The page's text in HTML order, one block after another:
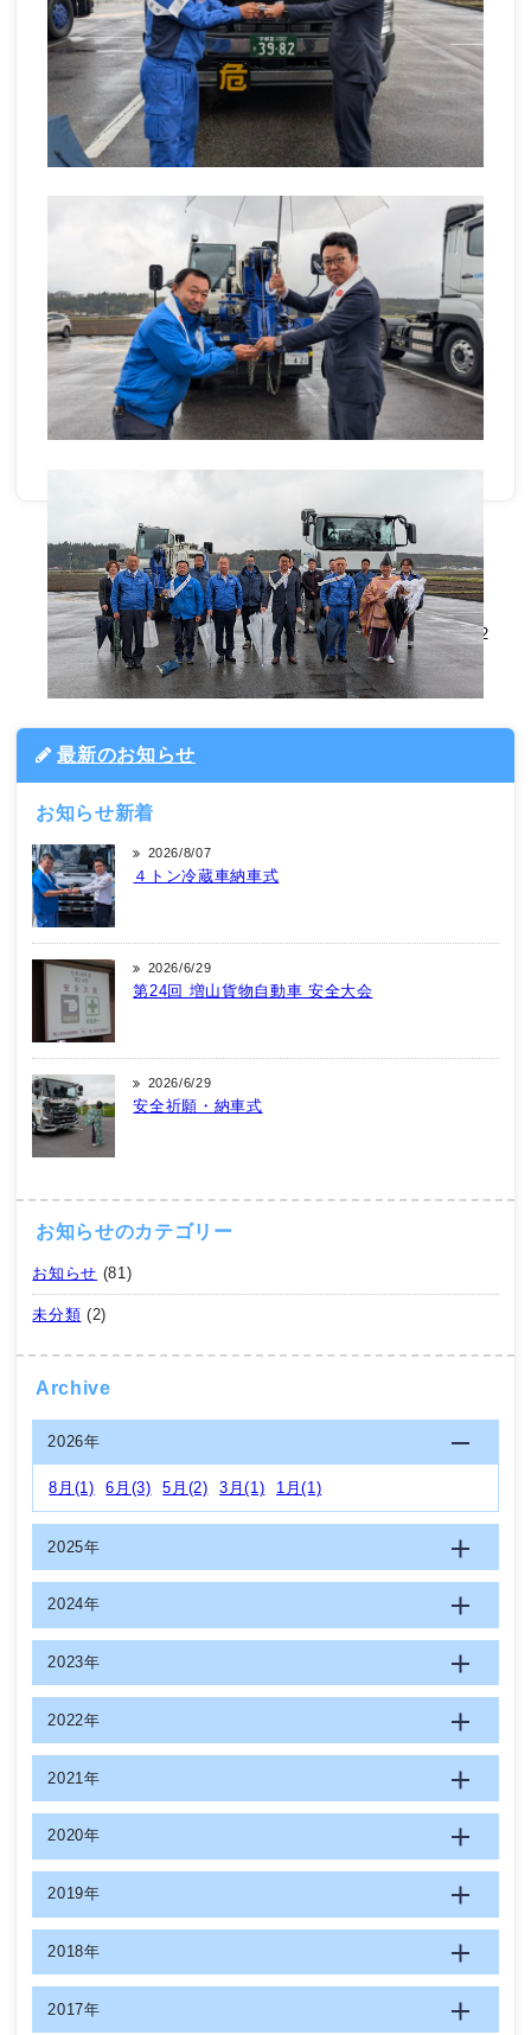
1
/
12
1 2
最新のお知らせ
お知らせ新着
2026/8/07
４トン冷蔵車納車式
2026/6/29
第24回 増山貨物自動車 安全大会
2026/6/29
安全祈願・納車式
お知らせのカテゴリー
お知らせ (81)
未分類 (2)
Archive
2026年
8月(1) 6月(3) 5月(2) 3月(1) 1月(1)
2025年
2024年
2023年
2022年
2021年
2020年
2019年
2018年
2017年